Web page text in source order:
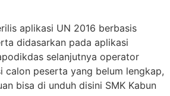
aplikasi UN 2016 berbasis
didasarkan pada aplikasi
selanjutnya operator
calon peserta yang belum lengkap,
bisa di unduh disini SMK Kabun